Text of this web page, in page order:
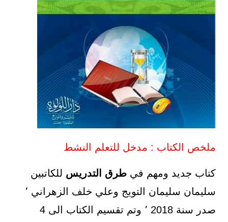
ملخص الكتاب : مدخل للتعلم النشط
كتاب جديد ومهم في طرق التدريس للكاتبين
سليمان سليمان التويج وعلي خلف الزهراني ٬
صدر سنة 2018 ٬ وتم تقسيم الكتاب الى 4